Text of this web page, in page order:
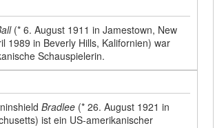
(* 6. August 1911 in Jamestown, New
1989 in Beverly Hills, Kalifornien) war
Schauspielerin.
Bradlee (* 26. August 1921 in
ist ein US-amerikanischer